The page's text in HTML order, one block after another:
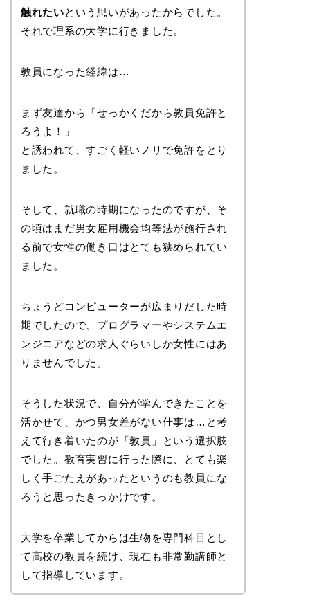
触れたいという思いがあったからでした。
それで理系の大学に行きました。
教員になった経緯は…
まず友達から「せっかくだから教員免許と
ろうよ！」
と誘われて、すごく軽いノリで免許をとり
ました。
そして、就職の時期になったのですが、そ
の頃はまだ男女雇用機会均等法が施行され
る前で女性の働き口はとても狭められてい
ました。
ちょうどコンピューターが広まりだした時
期でしたので、プログラマーやシステムエ
ンジニアなどの求人ぐらいしか女性にはあ
りませんでした。
そうした状況で、自分が学んできたことを
活かせて、かつ男女差がない仕事は…と考
えて行き着いたのが「教員」という選択肢
でした。教育実習に行った際に、とても楽
しく手ごたえがあったというのも教員にな
ろうと思ったきっかけです。
大学を卒業してからは生物を専門科目とし
て高校の教員を続け、現在も非常勤講師と
して指導しています。